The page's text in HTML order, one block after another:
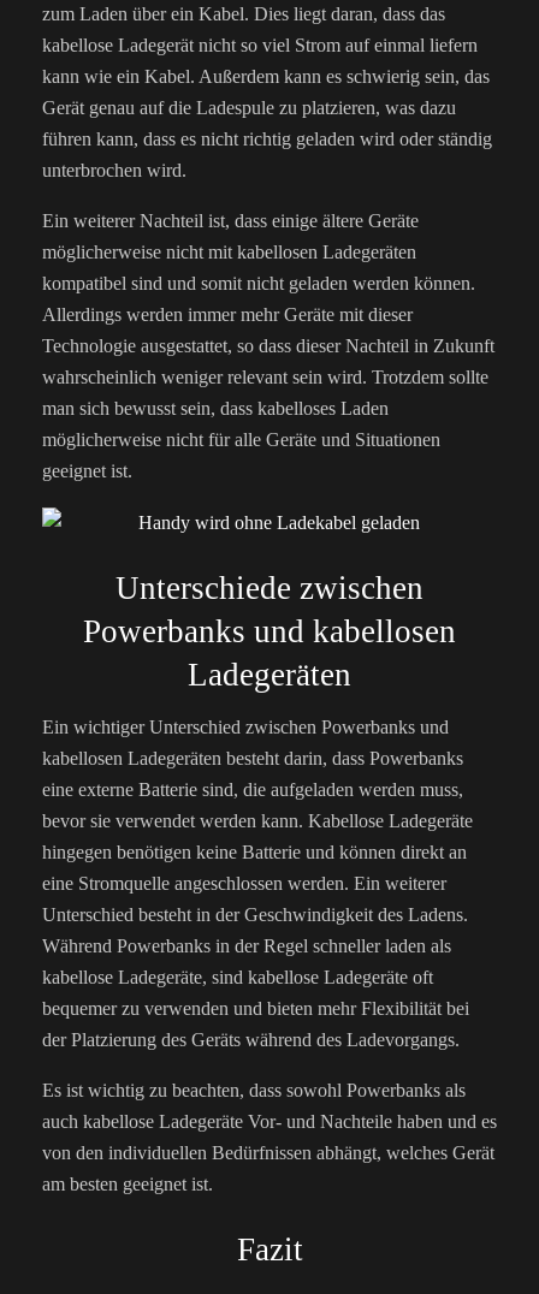
zum Laden über ein Kabel. Dies liegt daran, dass das
kabellose Ladegerät nicht so viel Strom auf einmal liefern
kann wie ein Kabel. Außerdem kann es schwierig sein, das
Gerät genau auf die Ladespule zu platzieren, was dazu
führen kann, dass es nicht richtig geladen wird oder ständig
unterbrochen wird.
Ein weiterer Nachteil ist, dass einige ältere Geräte
möglicherweise nicht mit kabellosen Ladegeräten
kompatibel sind und somit nicht geladen werden können.
Allerdings werden immer mehr Geräte mit dieser
Technologie ausgestattet, so dass dieser Nachteil in Zukunft
wahrscheinlich weniger relevant sein wird. Trotzdem sollte
man sich bewusst sein, dass kabelloses Laden
möglicherweise nicht für alle Geräte und Situationen
geeignet ist.
Unterschiede zwischen
Powerbanks und kabellosen
Ladegeräten
Ein wichtiger Unterschied zwischen Powerbanks und
kabellosen Ladegeräten besteht darin, dass Powerbanks
eine externe Batterie sind, die aufgeladen werden muss,
bevor sie verwendet werden kann. Kabellose Ladegeräte
hingegen benötigen keine Batterie und können direkt an
eine Stromquelle angeschlossen werden. Ein weiterer
Unterschied besteht in der Geschwindigkeit des Ladens.
Während Powerbanks in der Regel schneller laden als
kabellose Ladegeräte, sind kabellose Ladegeräte oft
bequemer zu verwenden und bieten mehr Flexibilität bei
der Platzierung des Geräts während des Ladevorgangs.
Es ist wichtig zu beachten, dass sowohl Powerbanks als
auch kabellose Ladegeräte Vor- und Nachteile haben und es
von den individuellen Bedürfnissen abhängt, welches Gerät
am besten geeignet ist.
Fazit